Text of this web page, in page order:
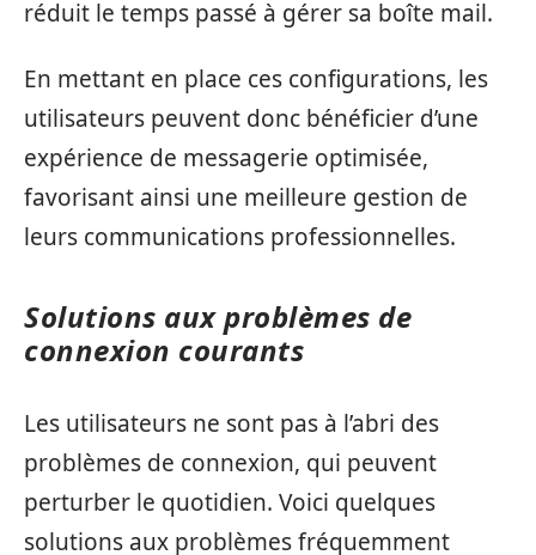
réduit le temps passé à gérer sa boîte mail.
En mettant en place ces configurations, les
utilisateurs peuvent donc bénéficier d’une
expérience de messagerie optimisée,
favorisant ainsi une meilleure gestion de
leurs communications professionnelles.
Solutions aux problèmes de
connexion courants
Les utilisateurs ne sont pas à l’abri des
problèmes de connexion, qui peuvent
perturber le quotidien. Voici quelques
solutions aux problèmes fréquemment